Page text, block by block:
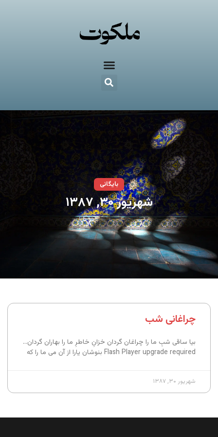
بایگانی
شهریور ۳۰, ۱۳۸۷
چراغانی شب
بیا ساقی شبِ ما را چراغان گردان خزانِ خاطرِ ما را بهاران گردان…
Flash Player upgrade required بنوشان یارا از آن می ما را که
شهریور ۳۰, ۱۳۸۷